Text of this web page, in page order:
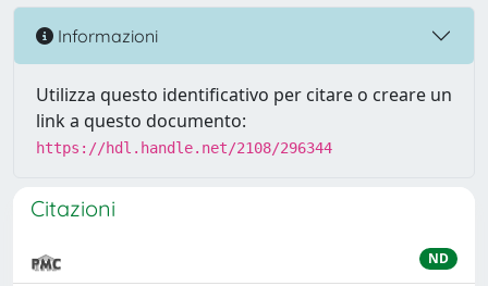
Informazioni
Utilizza questo identificativo per citare o creare un
link a questo documento:
https://hdl.handle.net/2108/296344
Citazioni
ND